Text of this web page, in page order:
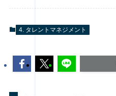
4. タレントマネジメント